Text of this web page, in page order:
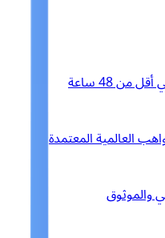
من 48 ساعة
العالمية المعتمدة
والموثوق